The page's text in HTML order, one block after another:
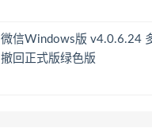
微信Windows版 v4.0.6.24
撤回正式版绿色版